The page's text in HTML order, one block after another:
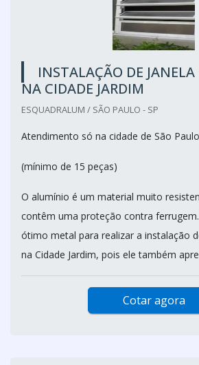
INSTALAÇÃO DE
NA CIDADE JARDIM
ESQUADRALUM / SÃO PAULO - SP
Atendimento só na cidade de São Paulo
(mínimo de 15 peças)
O alumínio é um material muito
contêm uma proteção contra
ótimo metal para realizar a instalação
na Cidade Jardim, pois ele também
Cotar agora